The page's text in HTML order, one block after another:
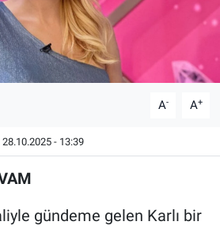
A- A+
28.10.2025 - 13:39
gündeme gelen Karlı bir